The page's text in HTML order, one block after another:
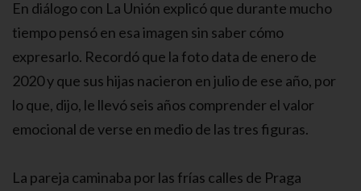
En diálogo con La Unión explicó que durante mucho
tiempo pensó en esa imagen sin saber cómo
expresarlo. Recordó que la foto data de enero de
2020 y que sus hijas nacieron en julio de ese año, por
lo que, dijo, le llevó seis años comprender el valor
emocional de verse en medio de las tres figuras.
La pareja caminaba por las frías calles de Praga